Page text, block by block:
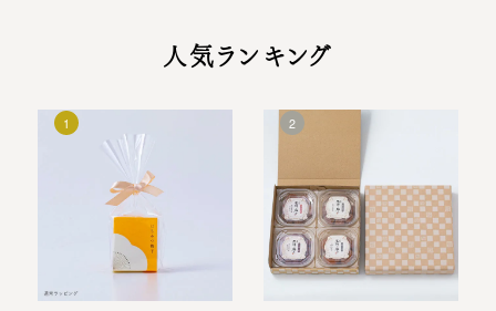
人気ランキング